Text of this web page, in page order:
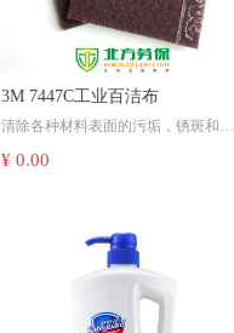
吸附棉卷可紧贴地面，是用于维护及
保持溢漏频发区域地面清洁、干爽、
安全的重要工具；
为确保安全使用，建议您在确定吸附
材料的使用类别之前先进行小型抽样
测试；
免阳光直射，并注意避免水汽及灰尘
3M 7447C工业百洁布
清除各种材料表面的污垢，锈斑和氧
化皮等；
表面处理效果均匀，平滑，美观；
¥ 0.00